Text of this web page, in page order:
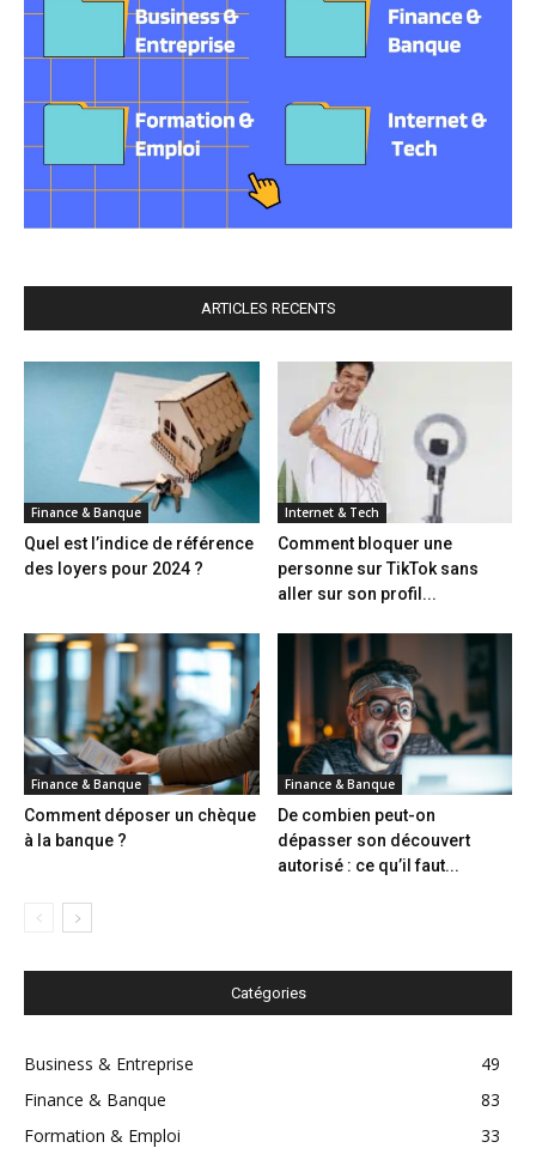
ARTICLES RECENTS
Finance & Banque
Quel est l’indice de référence
des loyers pour 2024 ?
Internet & Tech
Comment bloquer une
personne sur TikTok sans
aller sur son profil...
Finance & Banque
Comment déposer un chèque
à la banque ?
Finance & Banque
De combien peut-on
dépasser son découvert
autorisé : ce qu’il faut...
Catégories
Business & Entreprise
49
Finance & Banque
83
Formation & Emploi
33